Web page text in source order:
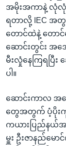
အမိုးအကာနဲ့ လုံလုံ
ရတာလို့ IEC အတွ
တောင်ထဲနဲ့ တော
ဆောင်းတွင်း အအ
မီးလှုံနေကြရပြီ
ပါ။
ဆောင်းကာလ အ
တွေအတွက် ပံ့ပိုး
ကယားပြည်နယ်အ
မှူး ဦးဇာနည်မ